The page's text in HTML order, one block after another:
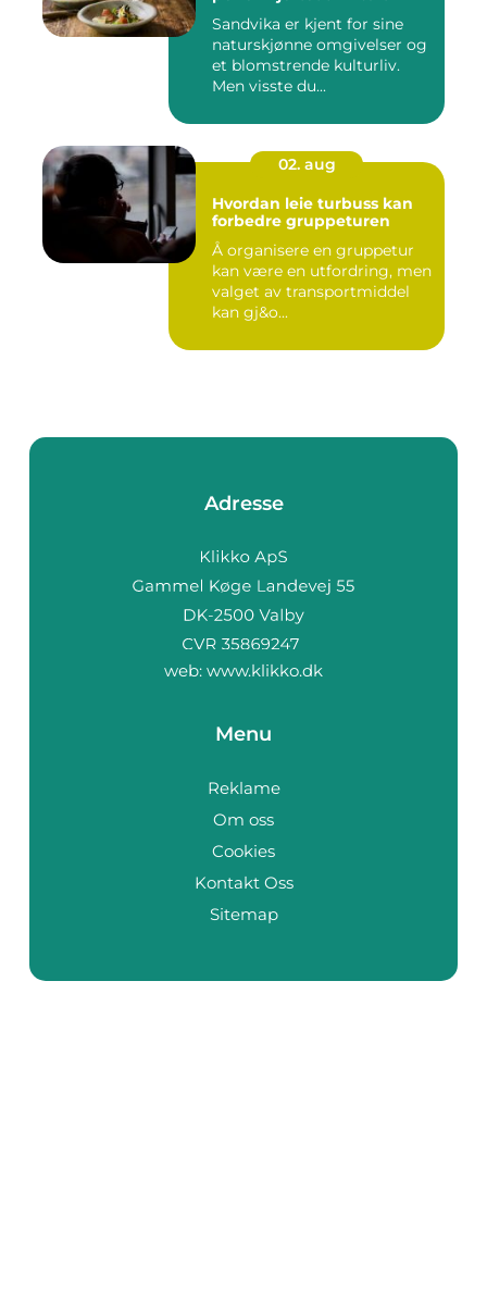
Sandvika er kjent for sine
naturskjønne omgivelser og
et blomstrende kulturliv.
Men visste du...
02. aug
Hvordan leie turbuss kan
forbedre gruppeturen
Å organisere en gruppetur
kan være en utfordring, men
valget av transportmiddel
kan gj&o...
Adresse
web: www.klikko.dk
Menu
Reklame
Om oss
Cookies
Kontakt Oss
Sitemap